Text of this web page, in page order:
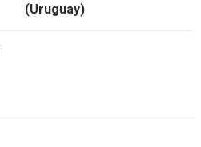
(Uruguay)